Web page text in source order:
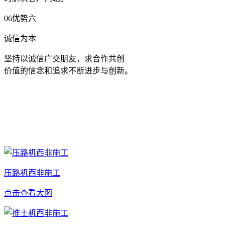
06优势六
诚信为本
坚持以诚信广交朋友，求合作共创
价值的信念和追求不断进步与创新。
压路机西非施工
点击查看大图